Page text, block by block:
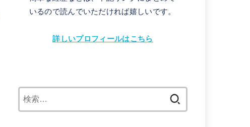
いるので読んでいただければ嬉しいです。
詳しいプロフィールはこちら